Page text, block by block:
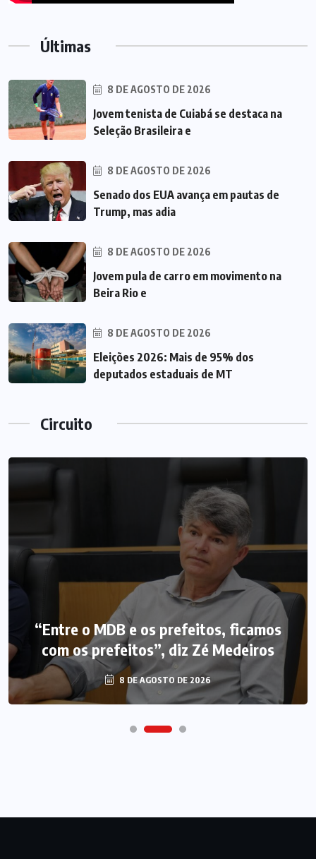
Últimas
8 DE AGOSTO DE 2026
Jovem tenista de Cuiabá se destaca na
Seleção Brasileira e
8 DE AGOSTO DE 2026
Senado dos EUA avança em pautas de
Trump, mas adia
8 DE AGOSTO DE 2026
Jovem pula de carro em movimento na
Beira Rio e
8 DE AGOSTO DE 2026
Eleições 2026: Mais de 95% dos
deputados estaduais de MT
Circuito
“Entre o MDB e os prefeitos, ficamos
com os prefeitos”, diz Zé Medeiros
8 DE AGOSTO DE 2026